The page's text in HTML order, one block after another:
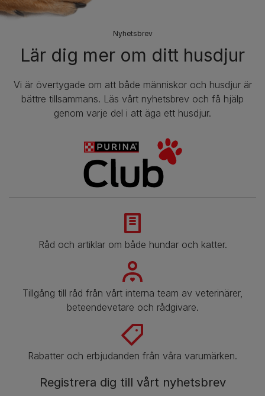
​Nyhetsbrev
Lär dig mer om ditt husdjur
Vi är övertygade om att både människor och husdjur är
bättre tillsammans. Läs vårt nyhetsbrev och få hjälp
genom varje del i att äga ett husdjur.
Råd och artiklar om både hundar och katter.
​​Tillgång till råd från vårt interna team av veterinärer,
beteendevetare och rådgivare.
Rabatter och erbjudanden från våra varumärken.
Registrera dig till vårt nyhetsbrev